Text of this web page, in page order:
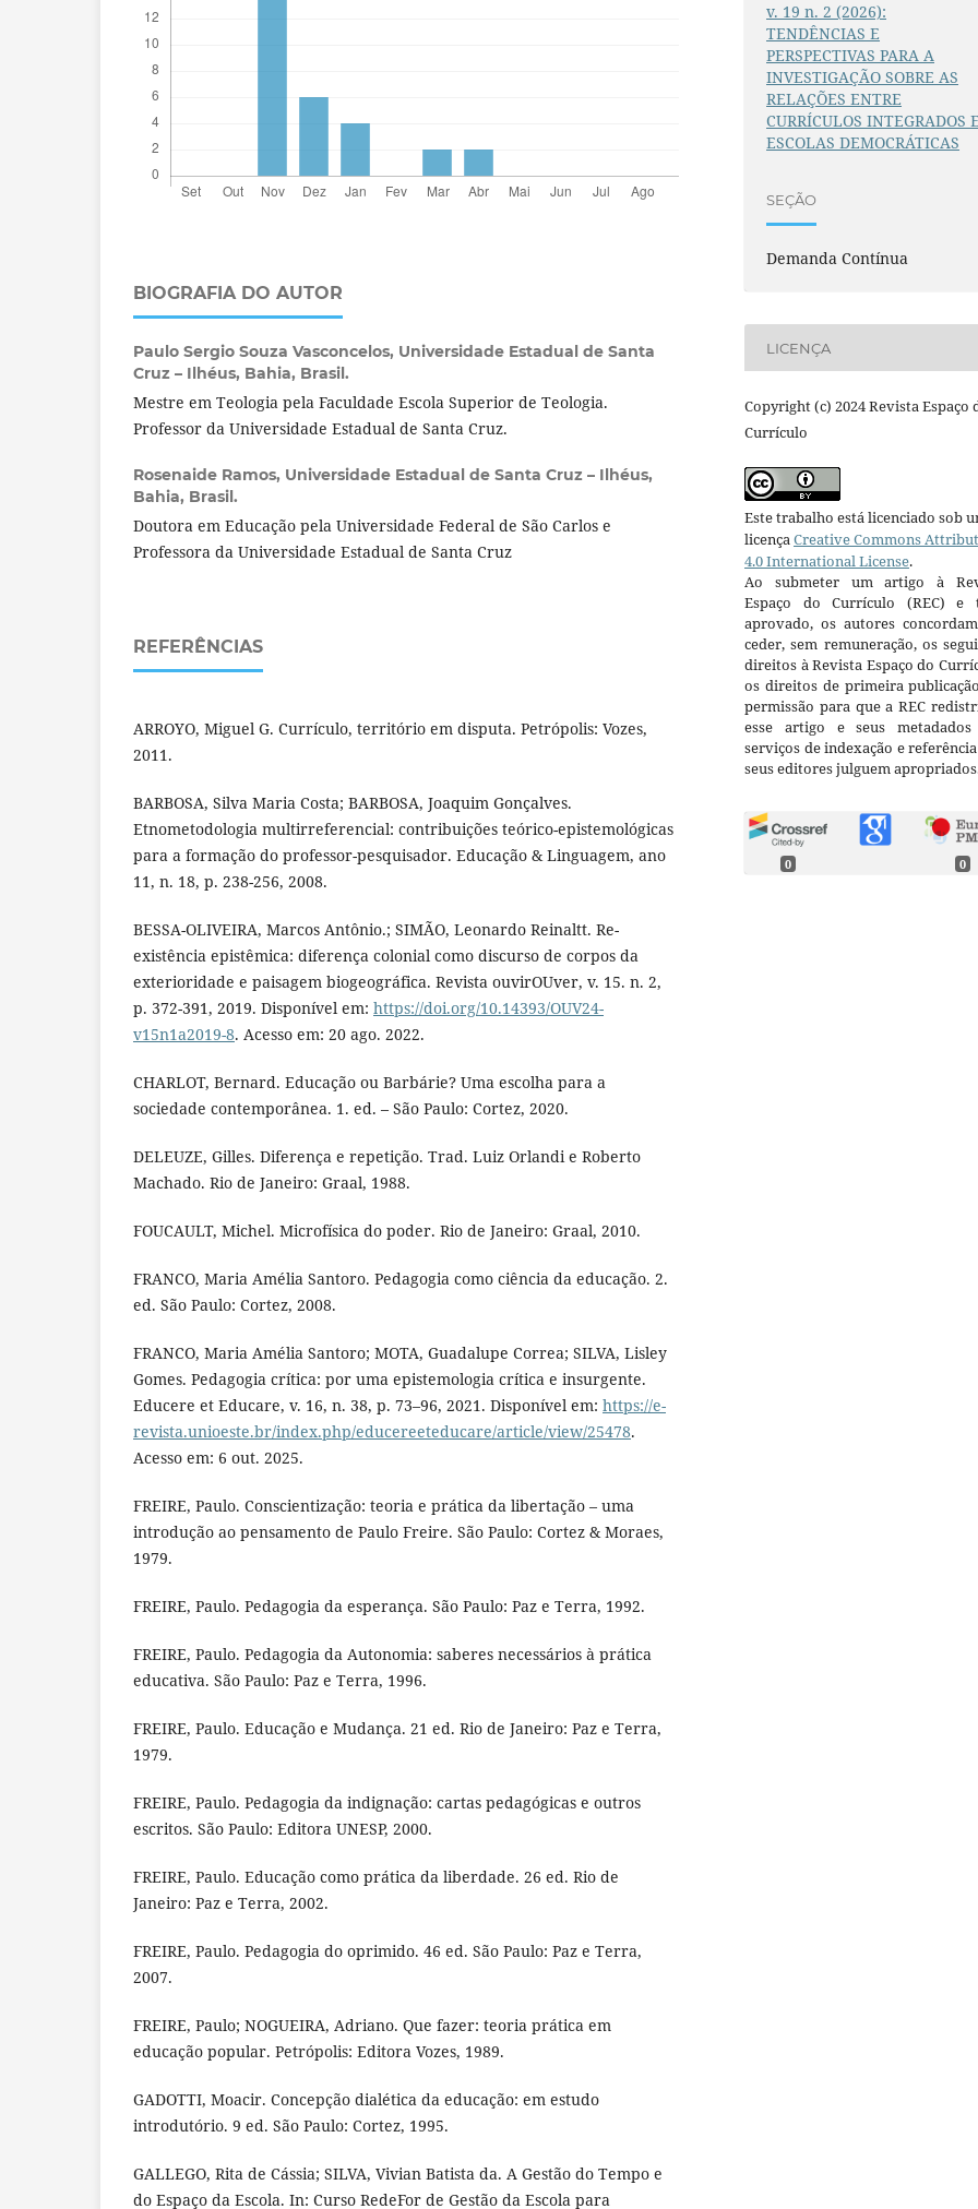
BIOGRAFIA DO AUTOR
Paulo Sergio Souza Vasconcelos, Universidade Estadual de Santa
Cruz – Ilhéus, Bahia, Brasil.
Mestre em Teologia pela Faculdade Escola Superior de Teologia.
Professor da Universidade Estadual de Santa Cruz.
Rosenaide Ramos, Universidade Estadual de Santa Cruz – Ilhéus,
Bahia, Brasil.
Doutora em Educação pela Universidade Federal de São Carlos e
Professora da Universidade Estadual de Santa Cruz
REFERÊNCIAS
ARROYO, Miguel G. Currículo, território em disputa. Petrópolis: Vozes,
2011.
BARBOSA, Silva Maria Costa; BARBOSA, Joaquim Gonçalves.
Etnometodologia multirreferencial: contribuições teórico-epistemológicas
para a formação do professor-pesquisador. Educação & Linguagem, ano
11, n. 18, p. 238-256, 2008.
BESSA-OLIVEIRA, Marcos Antônio.; SIMÃO, Leonardo Reinaltt. Re-
existência epistêmica: diferença colonial como discurso de corpos da
exterioridade e paisagem biogeográfica. Revista ouvirOUver, v. 15. n. 2,
p. 372-391, 2019. Disponível em: https://doi.org/10.14393/OUV24-
v15n1a2019-8. Acesso em: 20 ago. 2022.
CHARLOT, Bernard. Educação ou Barbárie? Uma escolha para a
sociedade contemporânea. 1. ed. – São Paulo: Cortez, 2020.
DELEUZE, Gilles. Diferença e repetição. Trad. Luiz Orlandi e Roberto
Machado. Rio de Janeiro: Graal, 1988.
FOUCAULT, Michel. Microfísica do poder. Rio de Janeiro: Graal, 2010.
FRANCO, Maria Amélia Santoro. Pedagogia como ciência da educação. 2.
ed. São Paulo: Cortez, 2008.
FRANCO, Maria Amélia Santoro; MOTA, Guadalupe Correa; SILVA, Lisley
Gomes. Pedagogia crítica: por uma epistemologia crítica e insurgente.
Educere et Educare, v. 16, n. 38, p. 73–96, 2021. Disponível em: https://e-
revista.unioeste.br/index.php/educereeteducare/article/view/25478.
Acesso em: 6 out. 2025.
FREIRE, Paulo. Conscientização: teoria e prática da libertação – uma
introdução ao pensamento de Paulo Freire. São Paulo: Cortez & Moraes,
1979.
FREIRE, Paulo. Pedagogia da esperança. São Paulo: Paz e Terra, 1992.
FREIRE, Paulo. Pedagogia da Autonomia: saberes necessários à prática
educativa. São Paulo: Paz e Terra, 1996.
FREIRE, Paulo. Educação e Mudança. 21 ed. Rio de Janeiro: Paz e Terra,
1979.
FREIRE, Paulo. Pedagogia da indignação: cartas pedagógicas e outros
escritos. São Paulo: Editora UNESP, 2000.
FREIRE, Paulo. Educação como prática da liberdade. 26 ed. Rio de
Janeiro: Paz e Terra, 2002.
FREIRE, Paulo. Pedagogia do oprimido. 46 ed. São Paulo: Paz e Terra,
2007.
FREIRE, Paulo; NOGUEIRA, Adriano. Que fazer: teoria prática em
educação popular. Petrópolis: Editora Vozes, 1989.
GADOTTI, Moacir. Concepção dialética da educação: em estudo
introdutório. 9 ed. São Paulo: Cortez, 1995.
GALLEGO, Rita de Cássia; SILVA, Vivian Batista da. A Gestão do Tempo e
do Espaço da Escola. In: Curso RedeFor de Gestão da Escola para
v. 19 n. 2 (2026):
TENDÊNCIAS E
PERSPECTIVAS PARA A
INVESTIGAÇÃO SOBRE AS
RELAÇÕES ENTRE
CURRÍCULOS INTEGRADOS E
ESCOLAS DEMOCRÁTICAS
SEÇÃO
Demanda Contínua
LICENÇA
Copyright (c) 2024 Revista Espaço
Currículo
Este trabalho está licenciado sob
licençaCreative Commons
4.0 International License.
Ao submeter um artigo à
Espaço do Currículo (REC) e
aprovado, os autores
ceder, sem remuneração, os
direitos à Revista Espaço do
os direitos de primeira
permissão para que a REC
esse artigo e seus metadados
serviços de indexação e
seus editores julguem
0 0